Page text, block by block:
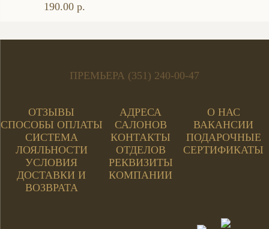
190.00 р.
ПРЕМЬЕРА (351) 240-00-47
ОТЗЫВЫ
СПОСОБЫ ОПЛАТЫ
СИСТЕМА
ЛОЯЛЬНОСТИ
УСЛОВИЯ
ДОСТАВКИ И
ВОЗВРАТА
АДРЕСА
САЛОНОВ
КОНТАКТЫ
ОТДЕЛОВ
РЕКВИЗИТЫ
КОМПАНИИ
О НАС
ВАКАНСИИ
ПОДАРОЧНЫЕ
СЕРТИФИКАТЫ